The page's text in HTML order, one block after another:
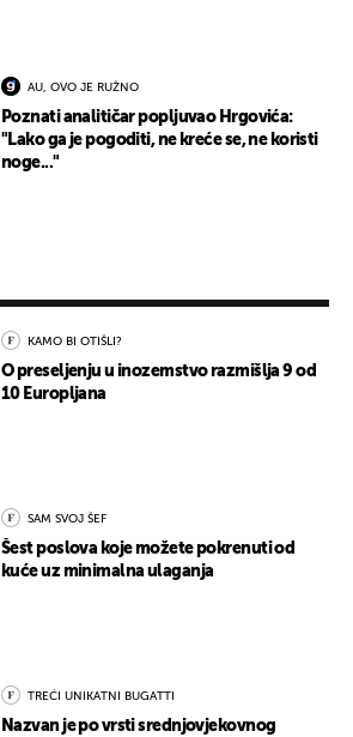
AU, OVO JE RUŽNO
Poznati analitičar popljuvao Hrgovića:
"Lako ga je pogoditi, ne kreće se, ne koristi
noge..."
KAMO BI OTIŠLI?
O preseljenju u inozemstvo razmišlja 9 od
10 Europljana
SAM SVOJ ŠEF
Šest poslova koje možete pokrenuti od
kuće uz minimalna ulaganja
TREĆI UNIKATNI BUGATTI
Nazvan je po vrsti srednjovjekovnog